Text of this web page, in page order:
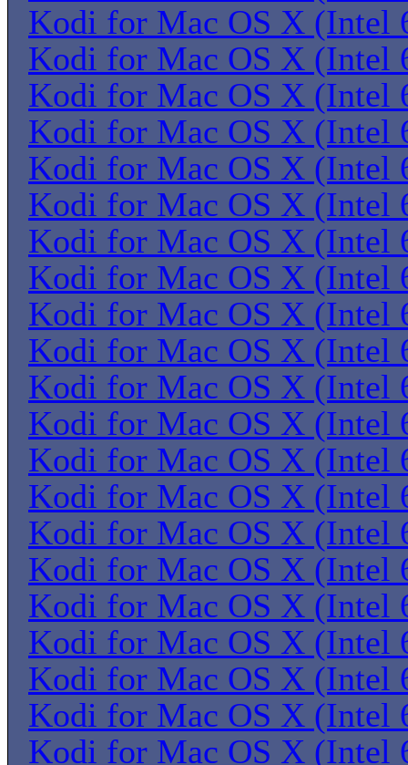
Kodi for Mac OS X (Intel
Kodi for Mac OS X (Intel
Kodi for Mac OS X (Intel
Kodi for Mac OS X (Intel
Kodi for Mac OS X (Intel
Kodi for Mac OS X (Intel
Kodi for Mac OS X (Intel
Kodi for Mac OS X (Intel
Kodi for Mac OS X (Intel
Kodi for Mac OS X (Intel
Kodi for Mac OS X (Intel
Kodi for Mac OS X (Intel
Kodi for Mac OS X (Intel
Kodi for Mac OS X (Intel
Kodi for Mac OS X (Intel
Kodi for Mac OS X (Intel
Kodi for Mac OS X (Intel
Kodi for Mac OS X (Intel
Kodi for Mac OS X (Intel
Kodi for Mac OS X (Intel
Kodi for Mac OS X (Intel